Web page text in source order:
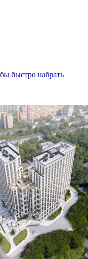
быстро набрать